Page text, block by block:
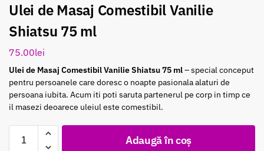
Ulei de Masaj Comestibil Vanilie
Shiatsu 75 ml
75.00lei
Ulei de Masaj Comestibil Vanilie Shiatsu 75 ml– special conceput
pentru persoanele care doresc o noapte pasionala alaturi de
persoana iubita. Acum iti poti saruta partenerul pe corp in timp ce
il masezi deoarece uleiul este comestibil.
Adaugă în coș